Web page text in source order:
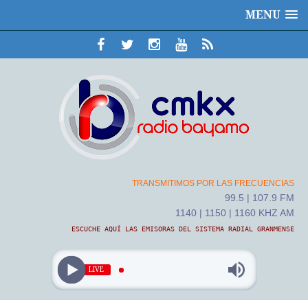
MENU
TRANSMITIMOS POR LAS FRECUENCIAS
99.5 | 107.9 FM
1140 | 1150 | 1160 KHZ AM
ESCUCHE AQUÍ LAS EMISORAS DEL SISTEMA RADIAL GRANMENSE
LIVE